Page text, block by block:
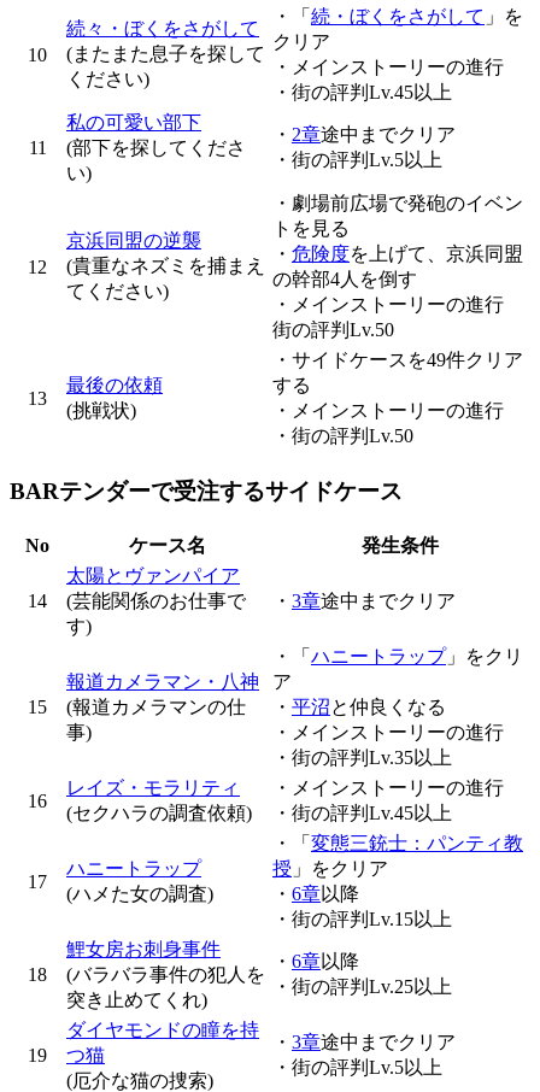
10
続々・ぼくをさがして
(またまた息子を探して
ください)
・「 続・ぼくをさがして 」を
クリア
・メインストーリーの進行
・街の評判Lv.45以上
11
私の可愛い部下
(部下を探してくださ
い)
・ 2章途中までクリア
・街の評判Lv.5以上
12
京浜同盟の逆襲
(貴重なネズミを捕まえ
てください)
・劇場前広場で発砲のイベン
トを見る
・ 危険度を上げて、京浜同盟
の幹部4人を倒す
・メインストーリーの進行
街の評判Lv.50
13
最後の依頼
(挑戦状)
・サイドケースを49件クリア
する
・メインストーリーの進行
・街の評判Lv.50
BARテンダーで受注するサイドケース
No ケース名 発生条件
14
太陽とヴァンパイア
(芸能関係のお仕事で
す)
・ 3章途中までクリア
15
報道カメラマン・八神
(報道カメラマンの仕
事)
・「 ハニートラップ」をクリ
ア
・ 平沼と仲良くなる
・メインストーリーの進行
・街の評判Lv.35以上
16
レイズ・モラリティ
(セクハラの調査依頼)
・メインストーリーの進行
・街の評判Lv.45以上
17
ハニートラップ
(ハメた女の調査)
・「 変態三銃士：パンティ教
授 」をクリア
・ 6章以降
・街の評判Lv.15以上
18
鯉女房お刺身事件
(バラバラ事件の犯人を
突き止めてくれ)
・ 6章以降
・街の評判Lv.25以上
19
ダイヤモンドの瞳を持
つ猫
(厄介な猫の捜索)
・ 3章途中までクリア
・街の評判Lv.5以上